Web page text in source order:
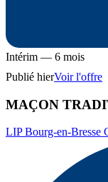
Intérim — 6 mois
Publié hierVoir l'offre
MAÇON
LIP Bourg-en-Bresse